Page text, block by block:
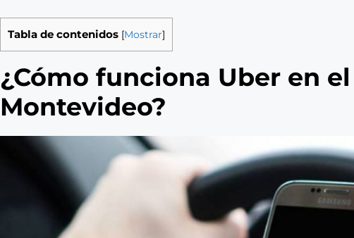
Tabla de contenidos [Mostrar]
¿Cómo funciona Uber en
Montevideo?